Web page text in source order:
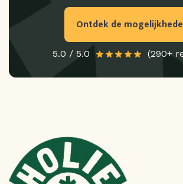
Ontdek de
5.0 / 5.0 (290+